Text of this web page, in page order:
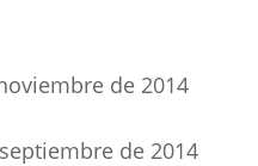
externa.externa.
de 2014
de 2014